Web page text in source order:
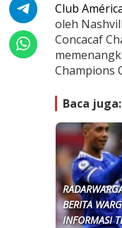
Club
oleh
Concacaf
Champions
Baca juga:
BERITA
INFORMASI